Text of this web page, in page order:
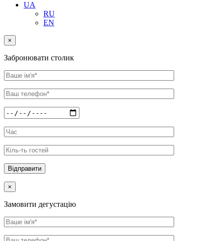
UA
RU
EN
×
Забронювати столик
×
Замовити дегустацію